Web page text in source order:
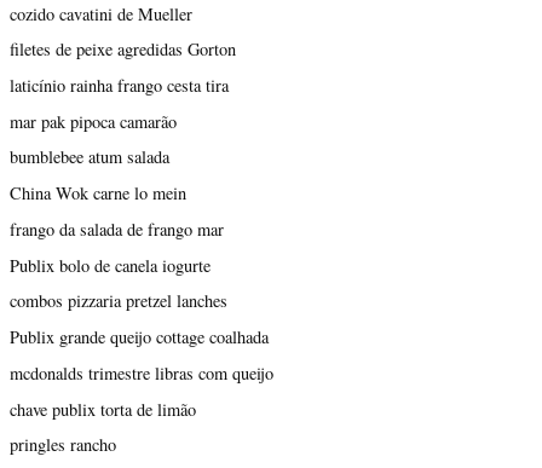
cozido cavatini de Mueller
filetes de peixe agredidas Gorton
laticínio rainha frango cesta tira
mar pak pipoca camarão
bumblebee atum salada
China Wok carne lo mein
frango da salada de frango mar
Publix bolo de canela iogurte
combos pizzaria pretzel lanches
Publix grande queijo cottage coalhada
mcdonalds trimestre libras com queijo
chave publix torta de limão
pringles rancho